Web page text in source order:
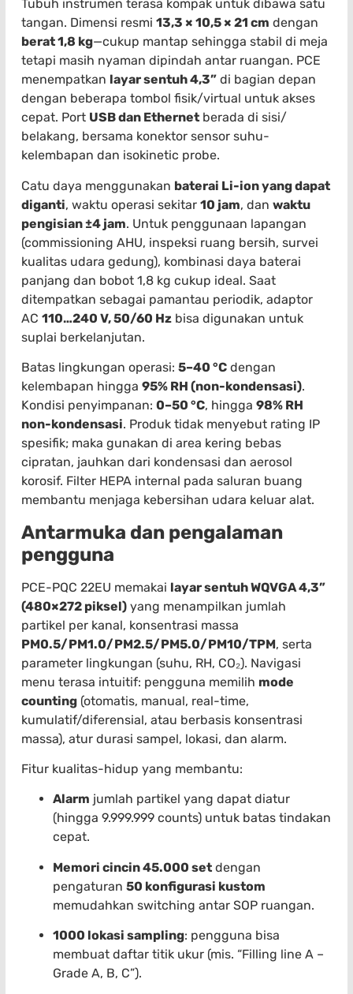
Tubuh instrumen terasa kompak untuk dibawa satu
tangan. Dimensi resmi 13,3 × 10,5 × 21 cm dengan
berat 1,8 kg—cukup mantap sehingga stabil di meja
tetapi masih nyaman dipindah antar ruangan. PCE
menempatkan layar sentuh 4,3” di bagian depan
dengan beberapa tombol fisik/virtual untuk akses
cepat. Port USB dan Ethernet berada di sisi/
belakang, bersama konektor sensor suhu-
kelembapan dan isokinetic probe.
Catu daya menggunakan baterai Li-ion yang dapat
diganti, waktu operasi sekitar 10 jam, dan waktu
pengisian ±4 jam. Untuk penggunaan lapangan
(commissioning AHU, inspeksi ruang bersih, survei
kualitas udara gedung), kombinasi daya baterai
panjang dan bobot 1,8 kg cukup ideal. Saat
ditempatkan sebagai pamantau periodik, adaptor
AC 110…240 V, 50/60 Hz bisa digunakan untuk
suplai berkelanjutan.
Batas lingkungan operasi: 5–40 °C dengan
kelembapan hingga 95% RH (non-kondensasi).
Kondisi penyimpanan: 0–50 °C, hingga 98% RH
non-kondensasi. Produk tidak menyebut rating IP
spesifik; maka gunakan di area kering bebas
cipratan, jauhkan dari kondensasi dan aerosol
korosif. Filter HEPA internal pada saluran buang
membantu menjaga kebersihan udara keluar alat.
Antarmuka dan pengalaman
pengguna
PCE-PQC 22EU memakai layar sentuh WQVGA 4,3”
(480×272 piksel) yang menampilkan jumlah
partikel per kanal, konsentrasi massa
PM0.5/PM1.0/PM2.5/PM5.0/PM10/TPM, serta
parameter lingkungan (suhu, RH, CO₂). Navigasi
menu terasa intuitif: pengguna memilih mode
counting (otomatis, manual, real-time,
kumulatif/diferensial, atau berbasis konsentrasi
massa), atur durasi sampel, lokasi, dan alarm.
Fitur kualitas-hidup yang membantu:
Alarm jumlah partikel yang dapat diatur
(hingga 9.999.999 counts) untuk batas tindakan
cepat.
Memori cincin 45.000 set dengan
pengaturan 50 konfigurasi kustom
memudahkan switching antar SOP ruangan.
1000 lokasi sampling: pengguna bisa
membuat daftar titik ukur (mis. “Filling line A –
Grade A, B, C”).